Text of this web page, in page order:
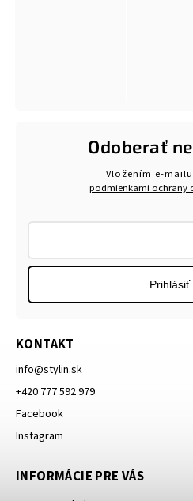
KONTAKT
info@stylin.sk
+420 777 592 979
Facebook
Instagram
INFORMÁCIE PRE VÁS
Odoberať
Vložením e-
podmienkami ochrany
Prihlásiť